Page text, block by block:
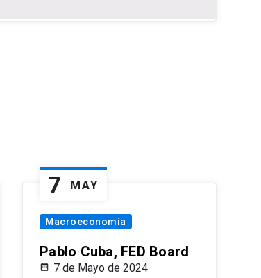
7 MAY
Macroeconomía
Pablo Cuba, FED Board
7 de Mayo de 2024